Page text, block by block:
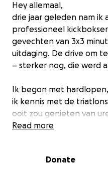
Hey allemaal,
drie jaar geleden nam ik
professioneel
gevechten van 3x3
uitdaging. De drive om
– sterker nog, die werd
Ik begon met
ik kennis met de
ooit zou genieten van
raakte verslaafd aan de
Dankzij een goede
Read more
Donate